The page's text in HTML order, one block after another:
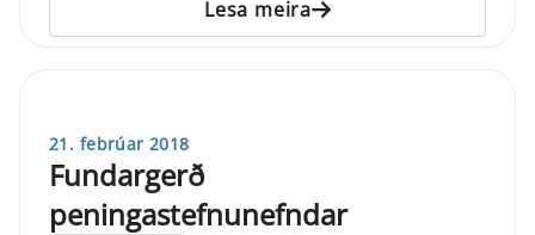
Lesa meira
21. febrúar 2018
Fundargerð
peningastefnunefndar